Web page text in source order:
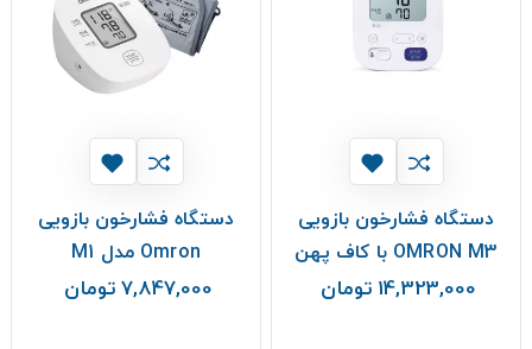
دستگاه فشارخون بازویی
OMRON M3 با کاف پهن
14,323,000 تومان
دستگاه فشارخون بازویی
Omron مدل M1
7,847,000 تومان